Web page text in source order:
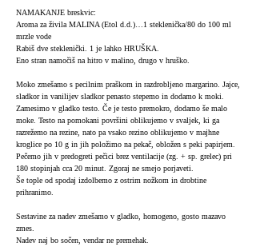
NAMAKANJE breskvic:
Aroma za živila MALINA (Etol d.d.)…1 steklenička/80 do 100 ml
mrzle vode
Rabiš dve steklenički. 1 je lahko HRUŠKA.
Eno stran namočiš na hitro v malino, drugo v hruško.
Moko zmešamo s pecilnim praškom in razdrobljeno margarino. Jajce,
sladkor in vanilijev sladkor penasto stepemo in dodamo k moki.
Zamesimo v gladko testo. Če je testo premokro, dodamo še malo
moke. Testo na pomokani površini oblikujemo v svaljek, ki ga
razrežemo na rezine, nato pa vsako rezino oblikujemo v majhne
kroglice po 10 g in jih položimo na pekač, obložen s peki papirjem.
Pečemo jih v predogreti pečici brez ventilacije (zg. + sp. grelec) pri
180 stopinjah cca 20 minut. Zgoraj ne smejo porjaveti.
Še tople od spodaj izdolbemo z ostrim nožkom in drobtine
prihranimo.
Sestavine za nadev zmešamo v gladko, homogeno, gosto mazavo
zmes.
Nadev naj bo sočen, vendar ne premehak.